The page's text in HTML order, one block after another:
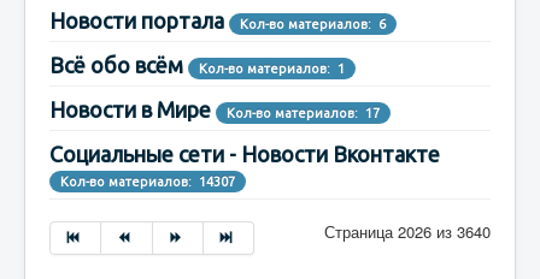
Новости портала Кол-во материалов: 6
Всё обо всём Кол-во материалов: 1
Новости в Мире Кол-во материалов: 17
Социальные сети - Новости Вконтакте
Кол-во материалов: 14307
Страница 2026 из 3640